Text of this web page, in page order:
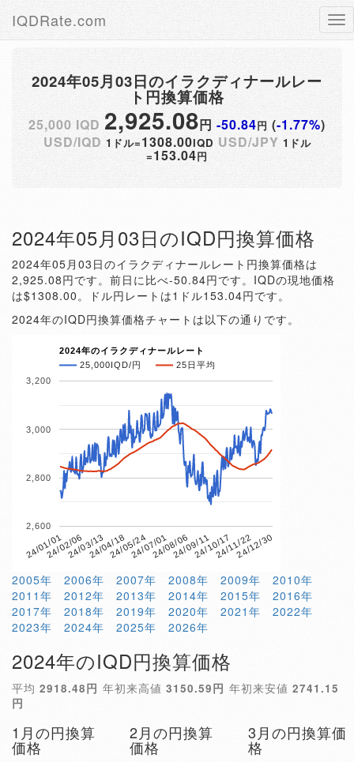
IQDRate.com
2024年05月03日のイラクディナールレー
ト円換算価格
25,000 IQD 2,925.08円 -50.84円 (-1.77%)
USD/IQD 1ドル=1308.00IQD USD/JPY 1ドル
=153.04円
2024年05月03日のIQD円換算価格
2024年05月03日のイラクディナールレート円換算価格は
2,925.08円です。前日に比べ-50.84円です。IQDの現地価格
は$1308.00。ドル円レートは1ドル153.04円です。
2024年のIQD円換算価格チャートは以下の通りです。
2024年のイラクディナールレート
25,000IQD/円
25日平均
24/01/0124/02/0624/03/1324/04/1824/05/2424/07/0124/08/0624/09/1124/10/1724/11/2224/12/30
2,600
2,800
3,000
3,200
2005年 2006年 2007年 2008年 2009年
2010年
2011年
2012年 2013年 2014年 2015年
2016年
2017年
2018年 2019年 2020年 2021年
2022年
2023年
2024年 2025年 2026年
2024年のIQD円換算価格
平均 2918.48円 年初来高値 3150.59円 年初来安値 2741.15
円
1月の円換算
価格
2月の円換算
価格
3月の円換算価
格